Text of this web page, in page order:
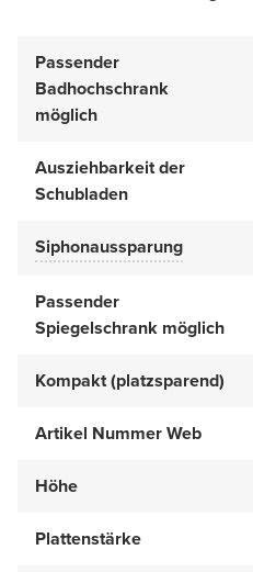
Passender
Badhochschrank
möglich
Ausziehbarkeit der
Schubladen
Siphonaussparung
Passender
Spiegelschrank möglich
Kompakt (platzsparend)
Artikel Nummer Web
Höhe
Plattenstärke